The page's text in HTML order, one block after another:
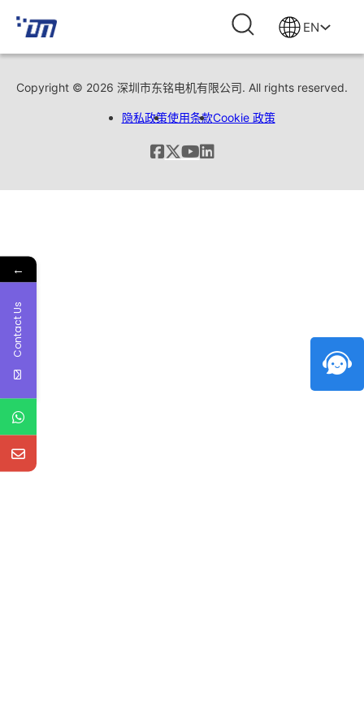
EN
Copyright © 2026 深圳市东铭电机有限公司. All rights reserved.
隐私政策使用条款Cookie 政策
←
Contact Us